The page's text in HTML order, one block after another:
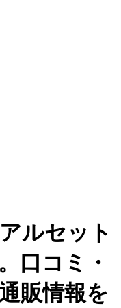
ルセット
口コミ・
販情報を